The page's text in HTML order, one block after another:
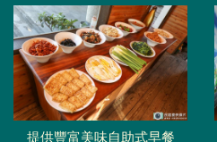
提供豐富美味自助式早餐